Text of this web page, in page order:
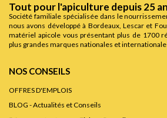
Tout pour l'apiculture depuis 25
Société familiale spécialisée dans le
nous avons développé à Bordeaux, Lescar et
matériel apicole vous présentant plus de 1700
plus grandes marques nationales et
NOS CONSEILS
OFFRES D'EMPLOIS
BLOG - Actualités et Conseils